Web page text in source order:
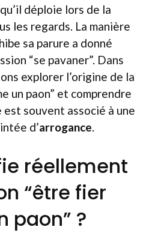
déploie lors de la
les regards. La manière
sa parure a donné
“se pavaner”. Dans
explorer l’origine de la
un paon” et comprendre
souvent associé à une
d’arrogance.
réellement
“être fier
paon” ?